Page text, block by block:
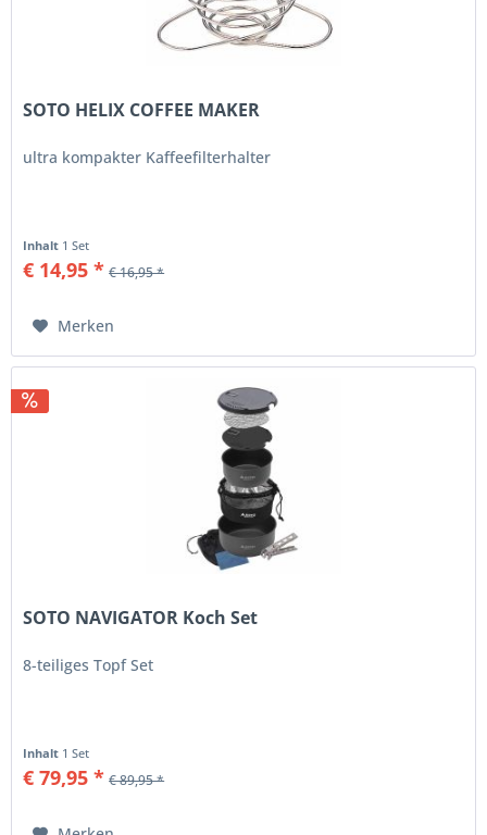
SOTO HELIX COFFEE MAKER
ultra kompakter Kaffeefilterhalter
Inhalt 1 Set
€ 14,95 * € 16,95 *
Merken
SOTO NAVIGATOR Koch Set
8-teiliges Topf Set
Inhalt 1 Set
€ 79,95 * € 89,95 *